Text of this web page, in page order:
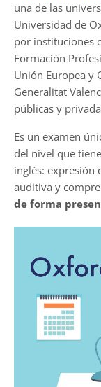
una de las
Universidad de
por instituciones
Formación
Unión Europea y
Generalitat
públicas y
Es un examen
del nivel que
inglés: expresión
auditiva y
de forma